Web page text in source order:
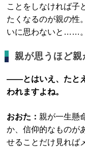
ことをしなければ子
たくなるのが親の性
いに思わないと……。
親が思うほど
――とはいえ、たと
われますよね。
おおた： 親が一生懸
か、信仰的なものが
せることだけ見れば